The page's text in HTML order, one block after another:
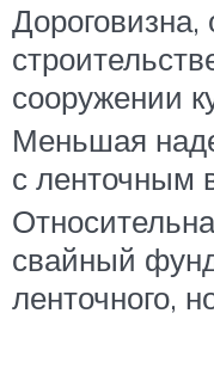
Дороговизна,
сооружении
Меньшая
с ленточным
свайный
ленточного,